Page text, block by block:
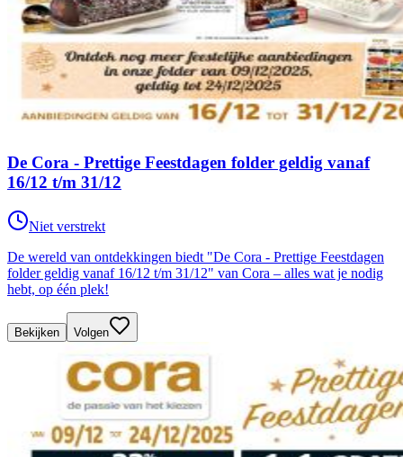
De Cora - Prettige Feestdagen folder geldig vanaf
16/12 t/m 31/12
Niet verstrekt
De wereld van ontdekkingen biedt "De Cora - Prettige Feestdagen
folder geldig vanaf 16/12 t/m 31/12" van Cora – alles wat je nodig
hebt, op één plek!
Bekijken Volgen